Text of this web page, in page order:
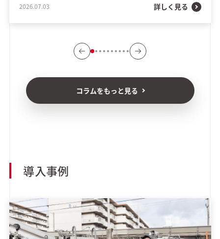
2026.07.03 詳しく見る
コラムをもっと見る
導入事例